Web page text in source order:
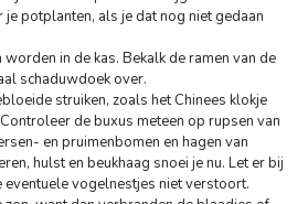
potplanten, als je dat nog niet gedaan
in de kas. Bekalk de ramen van de
schaduwdoek over.
struiken, zoals het Chinees klokje
de buxus meteen op rupsen van
en pruimenbomen en hagen van
hulst en beukhaag snoei je nu. Let er bij
eventuele vogelnestjes niet verstoort.